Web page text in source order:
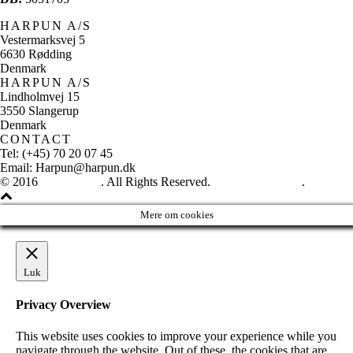
HARPUN A/S
Vestermarksvej 5
6630 Rødding
Denmark
HARPUN A/S
Lindholmvej 15
3550 Slangerup
Denmark
CONTACT
Tel: (+45) 70 20 07 45
Email: Harpun@harpun.dk
© 2016
. All Rights Reserved. .
Mere om cookies
Luk
Privacy Overview
This website uses cookies to improve your experience while you
navigate through the website. Out of these, the cookies that are